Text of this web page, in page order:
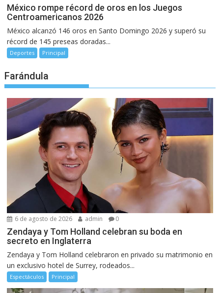
México rompe récord de oros en los Juegos
Centroamericanos 2026
México alcanzó 146 oros en Santo Domingo 2026 y superó su
récord de 145 preseas doradas...
Deportes Principal
Farándula
6 de agosto de 2026 admin 0
Zendaya y Tom Holland celebran su boda en
secreto en Inglaterra
Zendaya y Tom Holland celebraron en privado su matrimonio en
un exclusivo hotel de Surrey, rodeados...
Espectáculos Principal